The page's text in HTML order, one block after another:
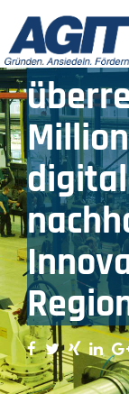
für